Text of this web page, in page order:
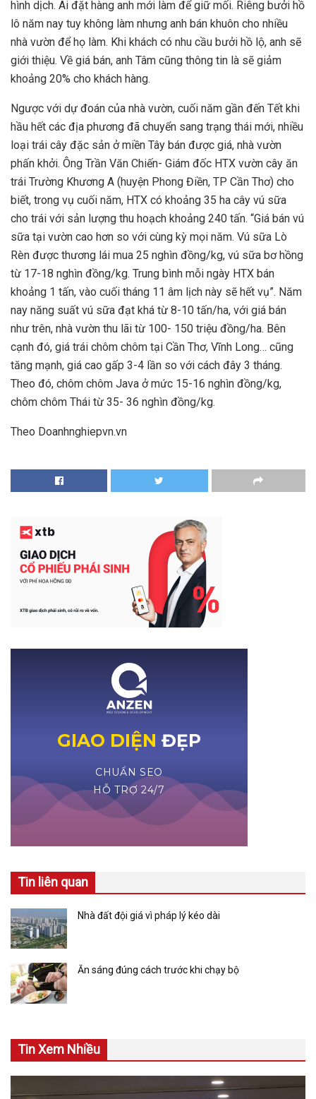
hình dịch. Ai đặt hàng anh mới làm để giữ mối. Riêng bưởi hồ
lô năm nay tuy không làm nhưng anh bán khuôn cho nhiều
nhà vườn để họ làm. Khi khách có nhu cầu bưởi hồ lộ, anh sẽ
giới thiệu. Về giá bán, anh Tâm cũng thông tin là sẽ giảm
khoảng 20% cho khách hàng.
Ngược với dự đoán của nhà vườn, cuối năm gần đến Tết khi
hầu hết các địa phương đã chuyển sang trạng thái mới, nhiều
loại trái cây đặc sản ở miền Tây bán được giá, nhà vườn
phấn khởi. Ông Trần Văn Chiến- Giám đốc HTX vườn cây ăn
trái Trường Khương A (huyện Phong Điền, TP Cần Thơ) cho
biết, trong vụ cuối năm, HTX có khoảng 35 ha cây vú sữa
cho trái với sản lượng thu hoạch khoảng 240 tấn. “Giá bán vú
sữa tại vườn cao hơn so với cùng kỳ mọi năm. Vú sữa Lò
Rèn được thương lái mua 25 nghìn đồng/kg, vú sữa bơ hồng
từ 17-18 nghìn đồng/kg. Trung bình mỗi ngày HTX bán
khoảng 1 tấn, vào cuối tháng 11 âm lịch này sẽ hết vụ”. Năm
nay năng suất vú sữa đạt khá từ 8-10 tấn/ha, với giá bán
như trên, nhà vườn thu lãi từ 100- 150 triệu đồng/ha. Bên
cạnh đó, giá trái chôm chôm tại Cần Thơ, Vĩnh Long… cũng
tăng mạnh, giá cao gấp 3-4 lần so với cách đây 3 tháng.
Theo đó, chôm chôm Java ở mức 15-16 nghìn đồng/kg,
chôm chôm Thái từ 35- 36 nghìn đồng/kg.
Theo Doanhnghiepvn.vn
Tin liên quan
Nhà đất đội giá vì pháp lý kéo dài
Ăn sáng đúng cách trước khi chạy bộ
Tin Xem Nhiều